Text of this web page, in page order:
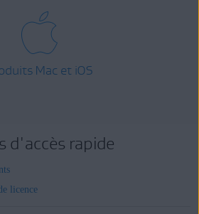
Mac et iOS
d'accès rapide
licence